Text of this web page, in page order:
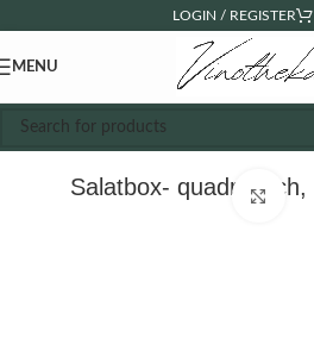
LOGIN / REGISTER
MENU
Salatbox-